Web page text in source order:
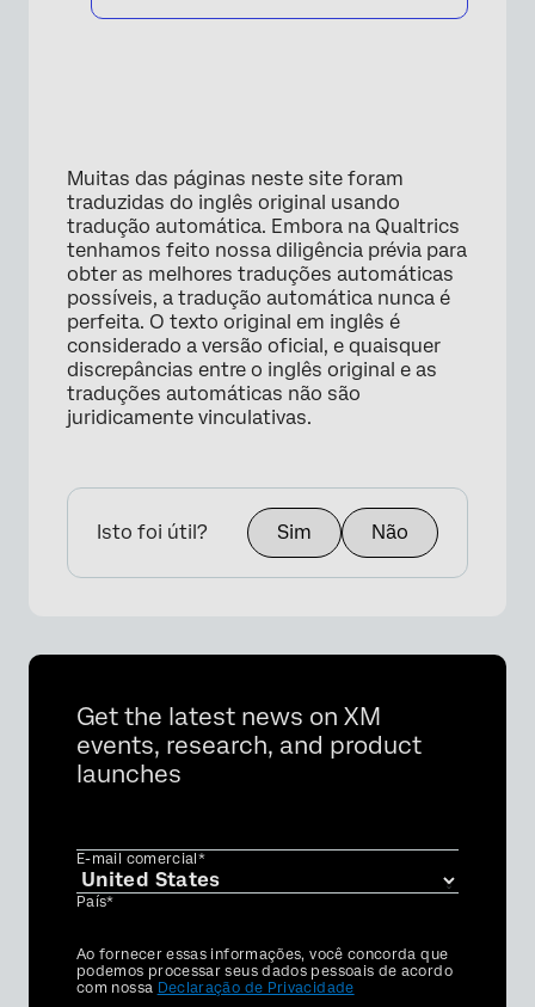
Muitas das páginas neste site foram
traduzidas do inglês original usando
tradução automática. Embora na Qualtrics
tenhamos feito nossa diligência prévia para
obter as melhores traduções automáticas
possíveis, a tradução automática nunca é
perfeita. O texto original em inglês é
considerado a versão oficial, e quaisquer
discrepâncias entre o inglês original e as
traduções automáticas não são
juridicamente vinculativas.
Isto foi útil? Sim Não
Get the latest news on XM
events, research, and product
launches
E-mail comercial*
País*
Privacy
Optin
Ao fornecer essas informações, você concorda que
podemos processar seus dados pessoais de acordo
com nossa Declaração de Privacidade